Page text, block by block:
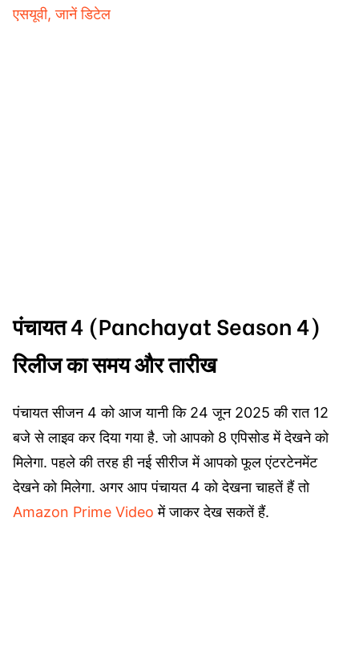
एसयूवी, जानें डिटेल
पंचायत 4 (Panchayat Season 4)
रिलीज का समय और तारीख
पंचायत सीजन 4 को आज यानी कि 24 जून 2025 की रात 12
बजे से लाइव कर दिया गया है. जो आपको 8 एपिसोड में देखने को
मिलेगा. पहले की तरह ही नई सीरीज में आपको फूल एंटरटेनमेंट
देखने को मिलेगा. अगर आप पंचायत 4 को देखना चाहतें हैं तो
Amazon Prime Video में जाकर देख सकतें हैं.